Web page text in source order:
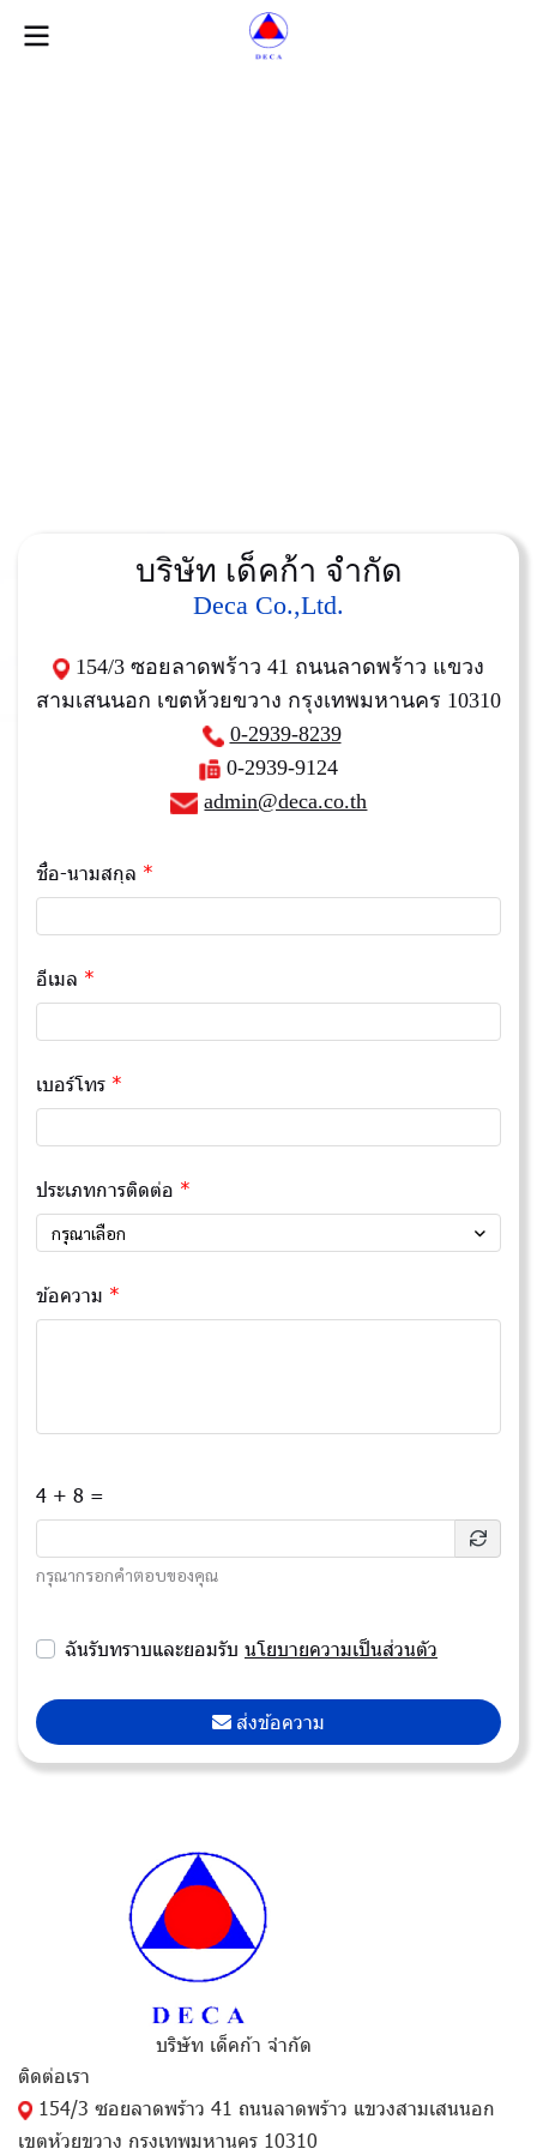
บริษัท เด็คก้า จำกัด
Deca Co.,Ltd.
154/3 ซอยลาดพร้าว 41 ถนนลาดพร้าว แขวง
สามเสนนอก เขตห้วยขวาง กรุงเทพมหานคร 10310
0-2939-8239
0-2939-9124
admin@deca.co.th
ชื่อ-นามสกุล
อีเมล
เบอร์โทร
ประเภทการติดต่อ
กรุณาเลือก
ข้อความ
4 + 8 =
กรุณากรอกคำตอบของคุณ
ฉันรับทราบและยอมรับ นโยบายความเป็นส่วนตัว
ส่งข้อความ
บริษัท เด็คก้า จำกัด
ติดต่อเรา
154/3 ซอยลาดพร้าว 41 ถนนลาดพร้าว แขวงสามเสนนอก
เขตห้วยขวาง กรุงเทพมหานคร 10310